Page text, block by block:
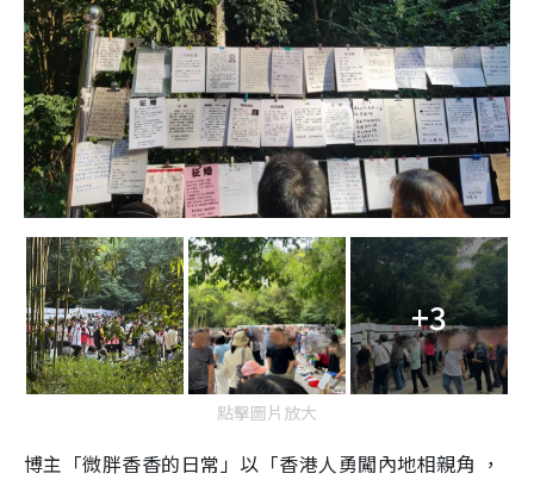
+3
點擊圖片放大
博主「微胖香香的日常」以「香港人勇闖內地相親角 ，